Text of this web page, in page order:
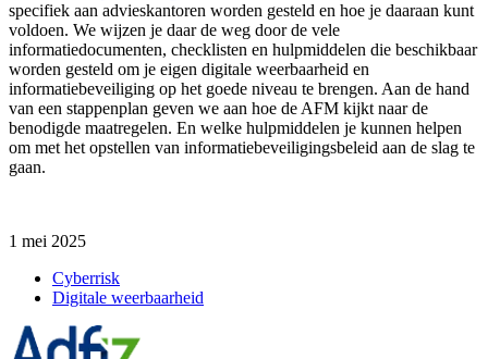
specifiek aan advieskantoren worden gesteld en hoe je daaraan kunt
voldoen. We wijzen je daarde weg door de vele
informatiedocumenten, checklisten en hulpmiddelen die beschikbaar
worden gesteld om je eigen digitale weerbaarheid en
informatiebeveiliging op het goede niveau te brengen. Aan de hand
van een stappenplan geven we aan hoe de AFM kijkt naar de
benodigde maatregelen. En welke hulpmiddelen je kunnen helpen
om met het opstellen van informatiebeveiligingsbeleid aan de slag te
gaan.
1 mei 2025
Cyberrisk
Digitale weerbaarheid